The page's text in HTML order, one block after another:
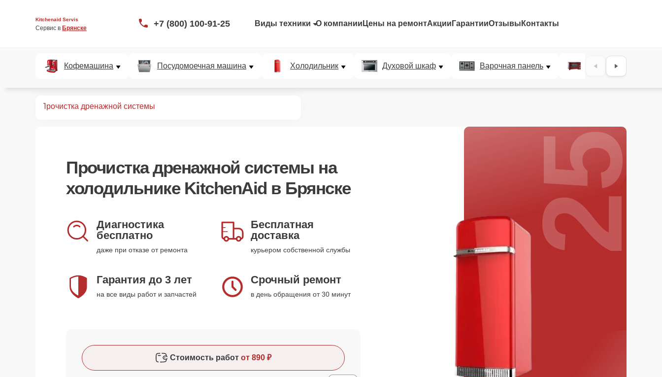
Kitchenaid Servis
Сервис в Брянске +7 (800) 100-91-25 Виды техники О компании Цены на ремонтАкции ГарантииОтзывы Контакты
Кофемашина Посудомоечная машина Холодильник Духовой шкаф Варочная панель Микроволновая
Прочистка дренажной системы
Прочистка дренажной системы на
холодильнике KitchenAid в Брянске
Диагностика
бесплатно
даже при отказе от ремонта
Бесплатная
доставка
курьером собственной службы
Гарантия до 3 лет
на все виды работ и запчастей
Срочный ремонт
в день обращения от 30 минут
Стоимость работ от 890 ₽
25%